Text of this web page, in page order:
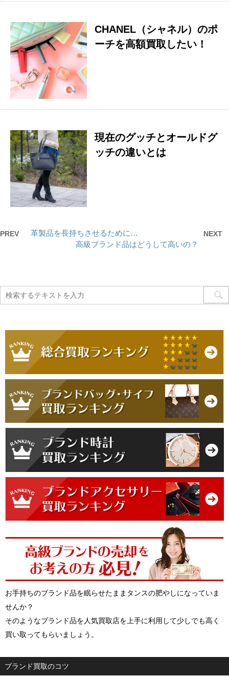
CHANEL（シャネル）のポ
ーチを高額買取したい！
現在のグッチとオールドグ
ッチの違いとは
PREV 革製品を長持ちさせるために… NEXT
高級ブランド品はどうして高いの？
お手持ちのブランド品を眠らせたままタンスの肥やしになっていま
せんか？
そのようなブランド品を人気買取店を上手に利用して少しでも高く
買い取ってもらいましょう。
ブランド買取のコツ